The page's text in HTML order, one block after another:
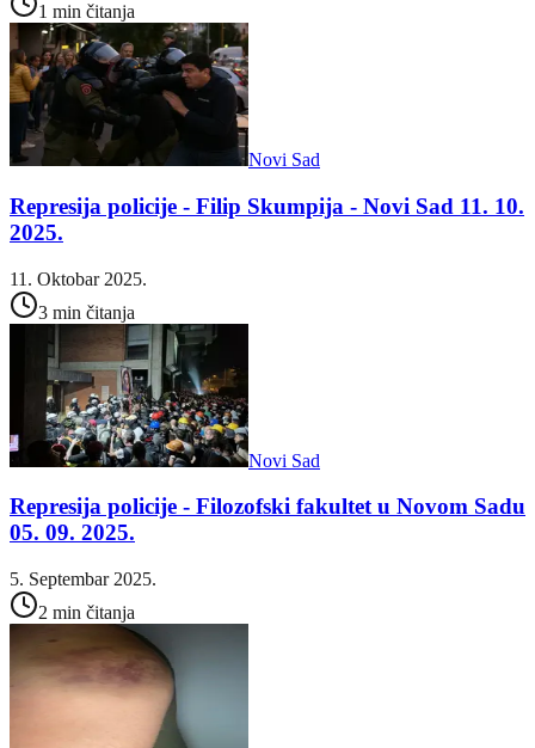
1 min čitanja
Novi Sad
Represija policije - Filip Skumpija - Novi Sad 11. 10.
2025.
11. Oktobar 2025.
3 min čitanja
Novi Sad
Represija policije - Filozofski fakultet u Novom Sadu
05. 09. 2025.
5. Septembar 2025.
2 min čitanja